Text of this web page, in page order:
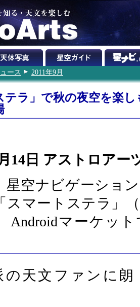
ース 2011年9月
テラ」で秋の夜空を楽
月14日 アストロアー
星空ナビゲーショ
スマートステラ」
Androidマーケッ
の天文ファンに朗